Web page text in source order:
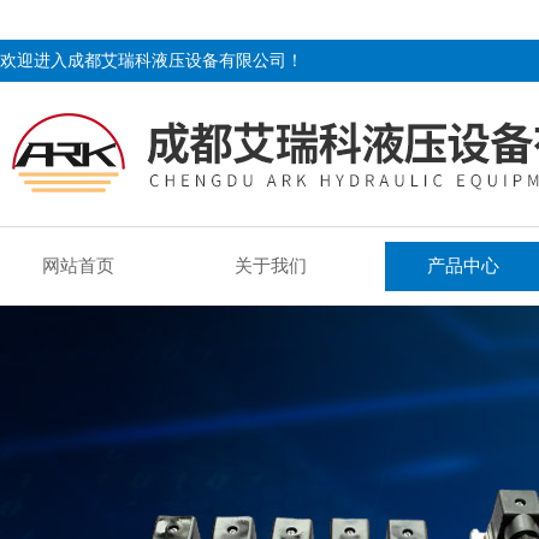
欢迎进入成都艾瑞科液压设备有限公司！
网站首页 关于我们 产品中心